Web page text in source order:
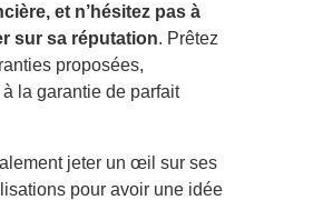
et n’hésitez pas à
sur sa réputation. Prêtez
proposées,
la garantie de parfait
jeter un œil sur ses
pour avoir une idée